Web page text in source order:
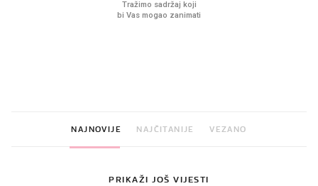
NAJNOVIJE NAJČITANIJE VEZANO
PRIKAŽI JOŠ VIJESTI